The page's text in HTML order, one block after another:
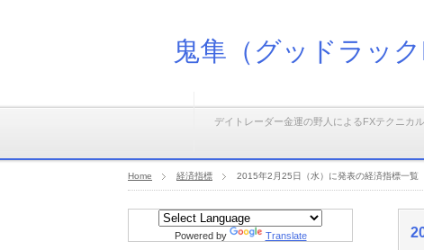
鬼隼（グッドラック
デイトレーダー金運の野人によるFXテクニカ
Home 経済指標 2015年2月25日（水）に発表の経済指標一覧
Powered by Translate